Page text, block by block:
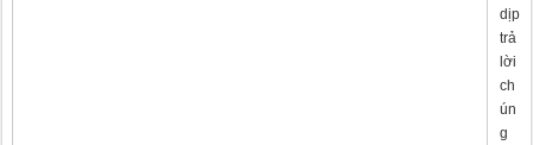
dịp
trả
lời
ch
ún
g